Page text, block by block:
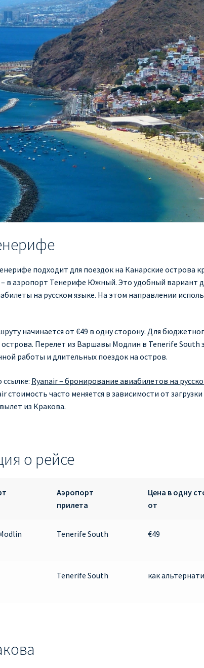
подходит для поездок на Канарские острова
в аэропорт Тенерифе Южный. Это удобный вариант
на русском языке. На этом направлении
начинается от €49 в одну сторону. Для
Перелет из Варшавы Модлин в Tenerife
работы и длительных поездок на остров.
Ryanair – бронирование авиабилетов на
стоимость часто меняется в зависимости от
из Кракова.
о рейсе
Аэропорт
прилета
Цена в одну
от
Tenerife South €49
Tenerife South как